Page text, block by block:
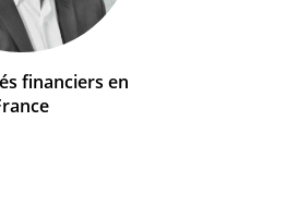
financiers en